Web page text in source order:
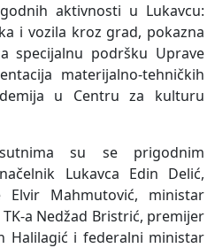
aktivnosti u Lukavcu:
i vozila kroz grad, pokazna
specijalnu podršku Uprave
materijalno-tehničkih
u Centru za kulturu
su se prigodnim
Lukavca Edin Delić,
Mahmutović, ministar
a Nedžad Bristrić, premijer
Halilagić i federalni ministar